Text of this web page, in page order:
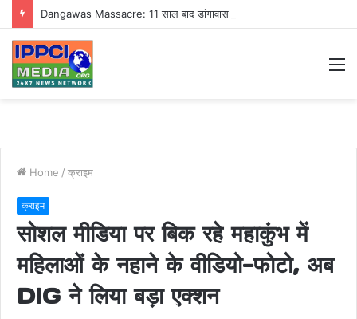
Home / क्राइम
क्राइम
सोशल मीडिया पर बिक रहे महाकुंभ में
महिलाओं के नहाने के वीडियो-फोटो, अब
DIG ने लिया बड़ा एक्शन